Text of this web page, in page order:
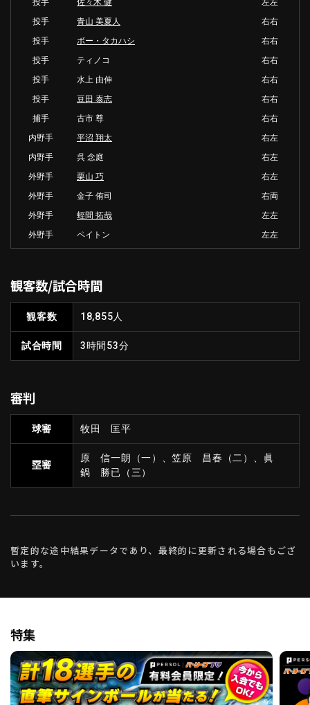
投手
佐々木 健
左左
投手
青山 美夏人
右右
投手
ボー・タカハシ
右右
投手
ティノコ
右右
投手
水上 由伸
右右
投手
豆田 泰志
右右
捕手
古市 尊
右右
内野手
平沼 翔太
右左
内野手
呉 念庭
右左
外野手
栗山 巧
右左
外野手
金子 侑司
右両
外野手
蛭間 拓哉
左左
外野手
ペイトン 左左
観客数/試合時間
観客数 18,855人
試合時間 3時間53分
審判
球審 牧田 匡平
塁審
原 信一朗（一）、笠原 昌春（二）、眞
鍋 勝已（三）
暫定的な途中結果データであり、最終的に更新される場合もござ
います。
特集